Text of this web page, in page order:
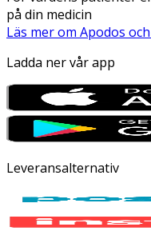
på din medicin
Läs mer om Apodos
Ladda ner vår app
Leveransalternativ